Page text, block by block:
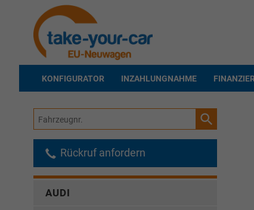
KONFIGURATOR INZAHLUNGNAHME
Fahrzeugnr.
Rückruf anfordern
AUDI